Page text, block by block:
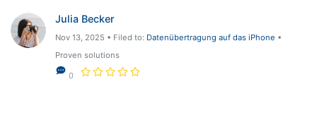
Julia Becker
Nov 13, 2025 • Filed to: Datenübertragung auf das iPhone •
Proven solutions
0